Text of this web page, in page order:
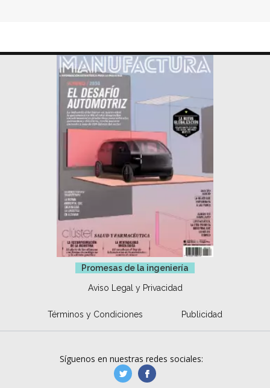
Promesas de la ingeniería
Aviso Legal y Privacidad
Términos y Condiciones Publicidad
Síguenos en nuestras redes sociales:
manufacturaGE